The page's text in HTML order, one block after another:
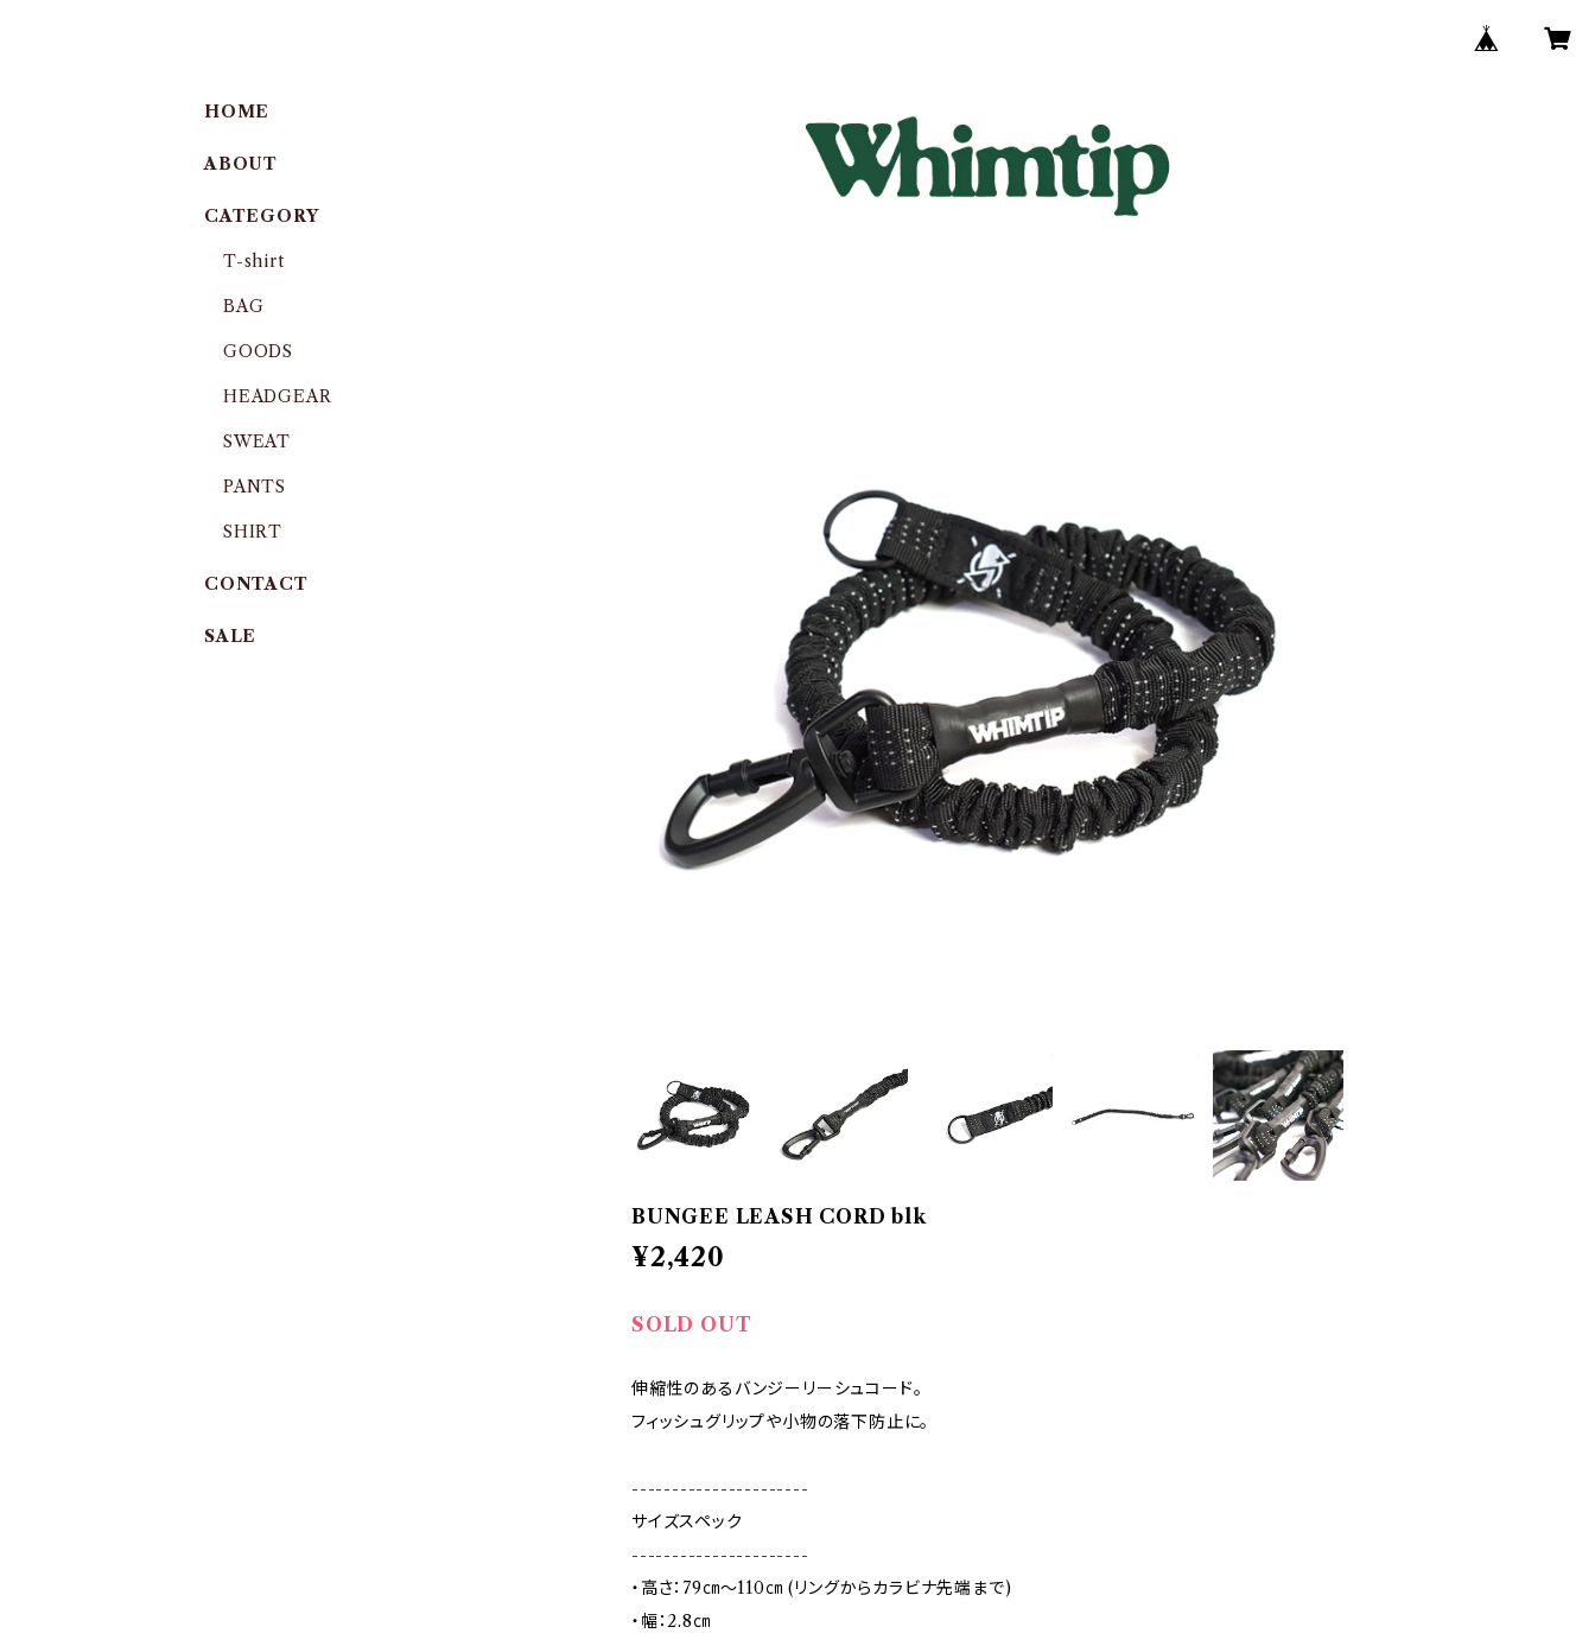
BUNGEE LEASH CORD blk
¥2,420
SOLD OUT
伸縮性のあるバンジーリーシュコード。
フィッシュグリップや小物の落下防止に。
----------------------
サイズスペック
----------------------
・高さ：79㎝～110㎝ (リングからカラビナ先端まで)
・幅：2.8㎝
HOME
ABOUT
CATEGORY
T-shirt
BAG
GOODS
HEADGEAR
SWEAT
PANTS
SHIRT
CONTACT
SALE